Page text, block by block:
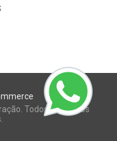
Todos os direitos